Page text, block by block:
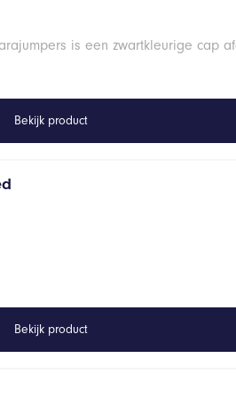
is een zwartkleurige cap
Bekijk product
Bekijk product